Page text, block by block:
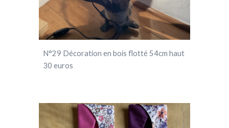
N°29 Décoration en bois flotté 54cm haut
30 euros